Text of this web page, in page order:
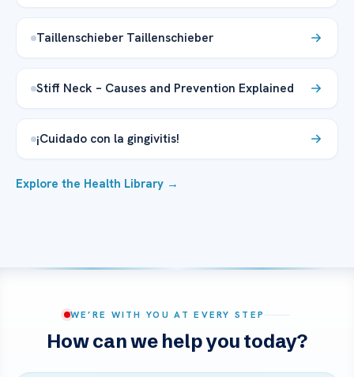
Taillenschieber Taillenschieber
Stiff Neck – Causes and Prevention Explained
¡Cuidado con la gingivitis!
Explore the Health Library →
WE’RE WITH YOU AT EVERY STEP
How can we help you today?